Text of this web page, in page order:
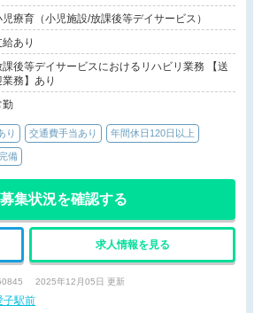
児療育（小児施設/放課後等デイサービス）
給あり
課後等デイサービスにおけるリハビリ業務 【送
業務】あり
勤
り 交通費手当あり 年間休日120日以上
備
募集状況を確認する
求人情報を見る
2025年12月05日 更新
子駅前